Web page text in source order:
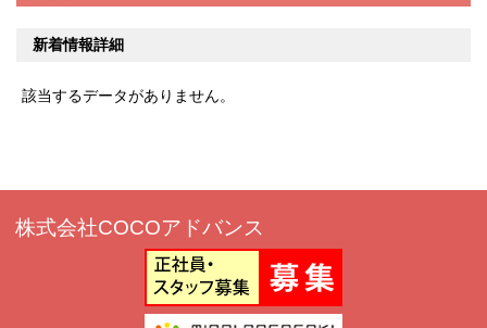
新着情報詳細
該当するデータがありません。
株式会社COCOアドバンス